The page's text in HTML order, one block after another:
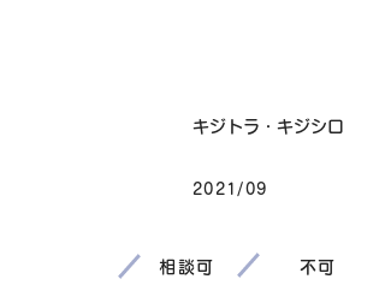
キジトラ・キジシロ
2021/09
相談可 不可